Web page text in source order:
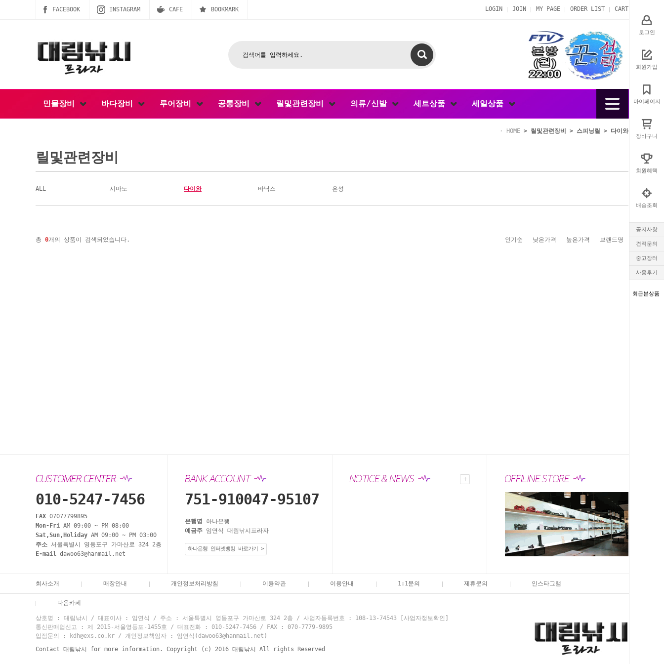
로그인
회원가입
마이페이지
장바구니
회원혜택
배송조회
공지사항
견적문의
중고장터
사용후기
최근본상품
FACEBOOK INSTAGRAM CAFE BOOKMARK LOGIN JOIN MY PAGE ORDER LIST CART
민물장비 바다장비 루어장비 공통장비 릴및관련장비 의류/신발 세트상품 세일상품
HOME > 릴및관련장비 > 스피닝릴 > 다이와
릴및관련장비
ALL 시마노 다이와 바낙스 은성
총 0개의 상품이 검색되었습니다. 인기순 낮은가격 높은가격 브랜드명
010-5247-7456
FAX 07077799895
Mon-Fri AM 09:00 ~ PM 08:00
Sat,Sun,Holiday AM 09:00 ~ PM 03:00
주소 서울특별시 영등포구 가마산로 324 2층
E-mail dawoo63@hanmail.net
751-910047-95107
은행명 하나은행
예금주 임연식 대림낚시프라자
하나은행 인터넷뱅킹 바로가기 >
회사소개 매장안내 개인정보처리방침 이용약관 이용안내 1:1문의 제휴문의 인스타그램
다음카페
상호명 : 대림낚시 / 대표이사 : 임연식 / 주소 : 서울특별시 영등포구 가마산로 324 2층 / 사업자등록번호 : 108-13-74543
[사업자정보확인]
통신판매업신고 : 제 2015-서울영등포-1455호 / 대표전화 : 010-5247-7456 / FAX : 070-7779-9895
입점문의 : kdh@exs.co.kr / 개인정보책임자 : 임연식(dawoo63@hanmail.net)
Contact 대림낚시 for more information. Copyright (c) 2016 대림낚시 All rights Reserved